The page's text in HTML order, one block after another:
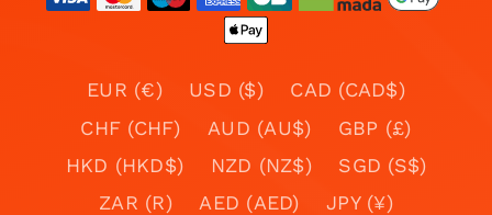
EUR (€) USD ($)
CAD (CAD$)
CHF (CHF)
AUD (AU$)
GBP (£)
HKD (HKD$)
NZD (NZ$)
SGD (S$)
ZAR (R)
AED (AED)
JPY (¥)